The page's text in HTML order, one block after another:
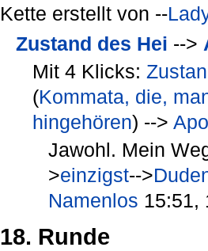
Kette erstellt von --
Zustand des Hei -->
Mit 4 Klicks:
(Kommata, die,
hingehören) -->
Jawohl. Mein
>einzigst-->
Namenlos 15:51,
18. Runde